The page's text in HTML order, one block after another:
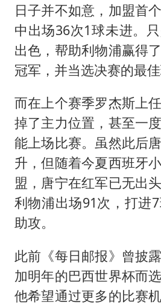
日子并不如意，加盟首
中出场36次1球未进。
出色，帮助利物浦赢得
冠军，并当选决赛的最佳
而在上个赛季罗杰斯上
掉了主力位置，甚至一
能上场比赛。虽然此后
升，但随着今夏西班牙
盟，唐宁在红军已无出
利物浦出场91次，打进
助攻。
此前《每日邮报》曾披
加明年的巴西世界杯而
他希望通过更多的比赛